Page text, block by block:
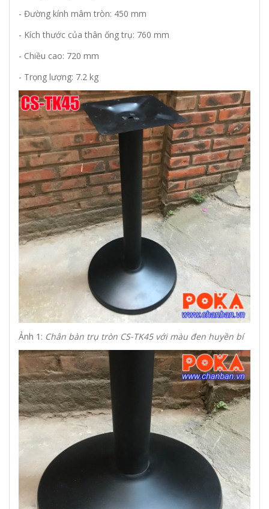
- Đường kính mâm tròn: 450 mm
- Kích thước của thân ống trụ: 760 mm
- Chiều cao: 720 mm
- Trọng lượng: 7.2 kg
Ảnh 1: Chân bàn trụ tròn CS-TK45 với màu đen huyền bí